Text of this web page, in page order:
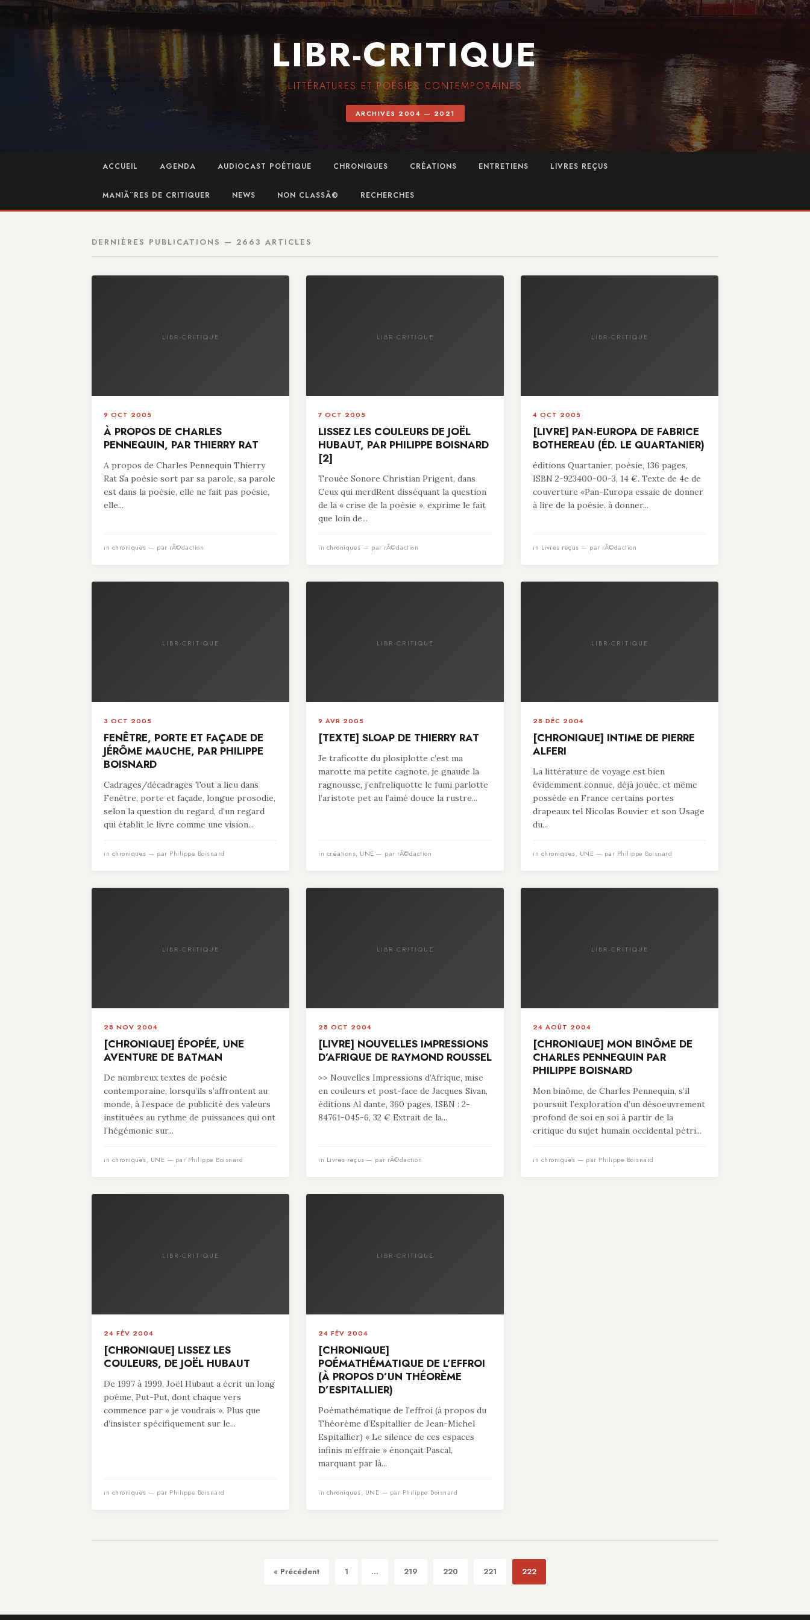
LIBR-CRITIQUE
LITTÉRATURES ET POÉSIES CONTEMPORAINES
ARCHIVES 2004 — 2021
ACCUEIL AGENDA AUDIOCAST POÉTIQUE CHRONIQUES CRÉATIONS ENTRETIENS LIVRES REÇUS
MANIÃ¨RES DE CRITIQUER NEWS NON CLASSÃ© RECHERCHES
DERNIÈRES PUBLICATIONS — 2663 ARTICLES
LIBR-CRITIQUE
9 OCT 2005
À PROPOS DE CHARLES
PENNEQUIN, PAR THIERRY RAT
A propos de Charles Pennequin Thierry
Rat Sa poésie sort par sa parole, sa parole
est dans la poésie, elle ne fait pas poésie,
elle...
in chroniques — par rÃ©daction
LIBR-CRITIQUE
7 OCT 2005
LISSEZ LES COULEURS DE JOËL
HUBAUT, PAR PHILIPPE BOISNARD
[2]
Trouée Sonore Christian Prigent, dans
Ceux qui merdRent disséquant la question
de la « crise de la poésie », exprime le fait
que loin de...
in chroniques — par rÃ©daction
LIBR-CRITIQUE
4 OCT 2005
[LIVRE] PAN-EUROPA DE FABRICE
BOTHEREAU (ÉD. LE QUARTANIER)
éditions Quartanier, poésie, 136 pages,
ISBN 2-923400-00-3, 14 €. Texte de 4e de
couverture «Pan-Europa essaie de donner
à lire de la poésie. à donner...
in Livres reçus — par rÃ©daction
LIBR-CRITIQUE
3 OCT 2005
FENÊTRE, PORTE ET FAÇADE DE
JÉRÔME MAUCHE, PAR PHILIPPE
BOISNARD
Cadrages/décadrages Tout a lieu dans
Fenêtre, porte et façade, longue prosodie,
selon la question du regard, d’un regard
qui établit le livre comme une vision...
in chroniques — par Philippe Boisnard
LIBR-CRITIQUE
9 AVR 2005
[TEXTE] SLOAP DE THIERRY RAT
Je traficotte du plosiplotte c’est ma
marotte ma petite cagnote, je gnaude la
ragnousse, j’enfreliquotte le fumi parlotte
l’aristote pet au l’aimé douce la rustre...
in créations, UNE — par rÃ©daction
LIBR-CRITIQUE
28 DÉC 2004
[CHRONIQUE] INTIME DE PIERRE
ALFERI
La littérature de voyage est bien
évidemment connue, déjà jouée, et même
possède en France certains portes
drapeaux tel Nicolas Bouvier et son Usage
du...
in chroniques, UNE — par Philippe Boisnard
LIBR-CRITIQUE
28 NOV 2004
[CHRONIQUE] ÉPOPÉE, UNE
AVENTURE DE BATMAN
De nombreux textes de poésie
contemporaine, lorsqu’ils s’affrontent au
monde, à l’espace de publicité des valeurs
instituées au rythme de puissances qui ont
l’hégémonie sur...
in chroniques, UNE — par Philippe Boisnard
LIBR-CRITIQUE
28 OCT 2004
[LIVRE] NOUVELLES IMPRESSIONS
D’AFRIQUE DE RAYMOND ROUSSEL
>> Nouvelles Impressions d’Afrique, mise
en couleurs et post-face de Jacques Sivan,
éditions Al dante, 360 pages, ISBN : 2-
84761-045-6, 32 € Extrait de la...
in Livres reçus — par rÃ©daction
LIBR-CRITIQUE
24 AOÛT 2004
[CHRONIQUE] MON BINÔME DE
CHARLES PENNEQUIN PAR
PHILIPPE BOISNARD
Mon binôme, de Charles Pennequin, s’il
poursuit l’exploration d’un désoeuvrement
profond de soi en soi à partir de la
critique du sujet humain occidental pétri...
in chroniques — par Philippe Boisnard
LIBR-CRITIQUE
24 FÉV 2004
[CHRONIQUE] LISSEZ LES
COULEURS, DE JOËL HUBAUT
De 1997 à 1999, Joël Hubaut a écrit un long
poème, Put-Put, dont chaque vers
commence par « je voudrais ». Plus que
d’insister spécifiquement sur le...
in chroniques — par Philippe Boisnard
LIBR-CRITIQUE
24 FÉV 2004
[CHRONIQUE]
POÉMATHÉMATIQUE DE L’EFFROI
(À PROPOS D’UN THÉORÈME
D’ESPITALLIER)
Poémathématique de l’effroi (à propos du
Théorème d’Espitallier de Jean-Michel
Espitallier) « Le silence de ces espaces
infinis m’effraie » énonçait Pascal,
marquant par là...
in chroniques, UNE — par Philippe Boisnard
« Précédent 1 ... 219 220 221 222